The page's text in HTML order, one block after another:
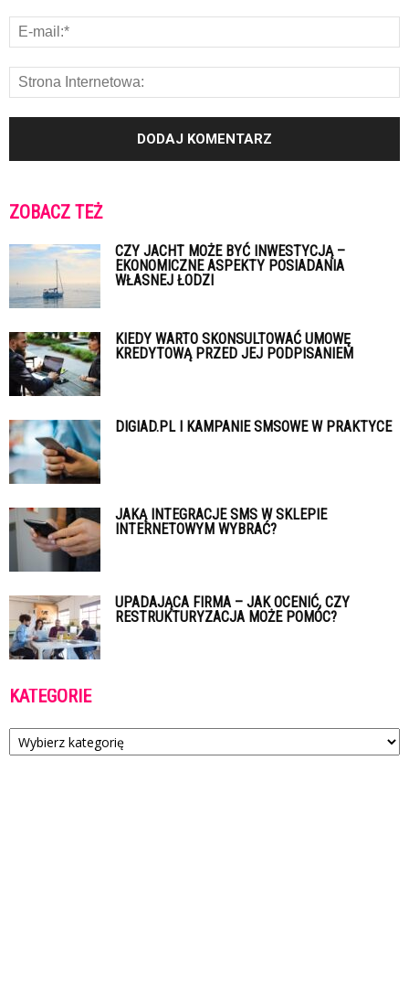
ZOBACZ TEŻ
CZY JACHT MOŻE BYĆ INWESTYCJĄ –
EKONOMICZNE ASPEKTY POSIADANIA
WŁASNEJ ŁODZI
KIEDY WARTO SKONSULTOWAĆ UMOWĘ
KREDYTOWĄ PRZED JEJ PODPISANIEM
DIGIAD.PL I KAMPANIE SMSOWE W PRAKTYCE
JAKĄ INTEGRACJE SMS W SKLEPIE
INTERNETOWYM WYBRAĆ?
UPADAJĄCA FIRMA – JAK OCENIĆ, CZY
RESTRUKTURYZACJA MOŻE POMÓC?
KATEGORIE
Kategorie